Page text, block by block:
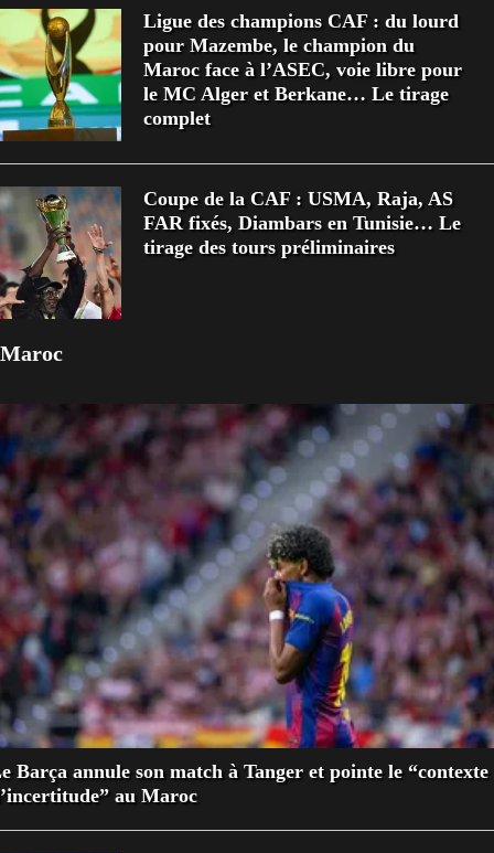
Ligue des champions CAF : du lourd
pour Mazembe, le champion du
Maroc face à l’ASEC, voie libre pour
le MC Alger et Berkane… Le tirage
complet
Coupe de la CAF : USMA, Raja, AS
FAR fixés, Diambars en Tunisie… Le
tirage des tours préliminaires
Maroc
Barça annule son match à Tanger et pointe le “contexte
au Maroc